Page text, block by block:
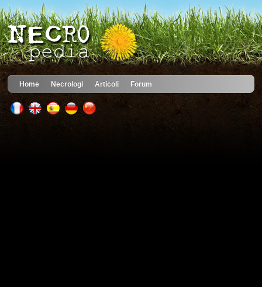
Home Necrologi Articoli Forum